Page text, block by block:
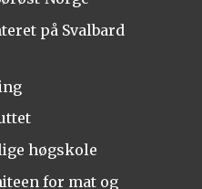
på Svalbard
høgskole
for mat og